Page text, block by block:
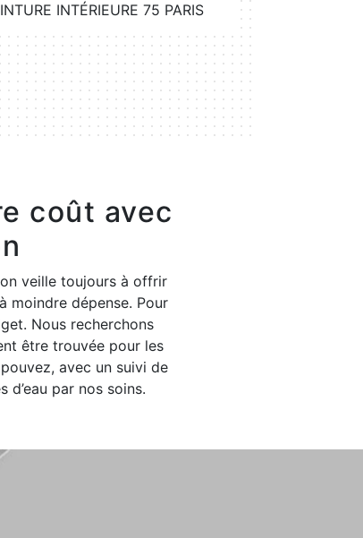
INTÉRIEURE 75 PARIS
coût avec
veille toujours à offrir
moindre dépense. Pour
Nous recherchons
être trouvée pour les
avec un suivi de
par nos soins.